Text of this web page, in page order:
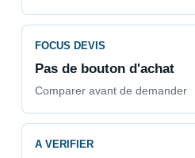
FOCUS DEVIS
Pas de bouton d'achat
Comparer avant de demander
A VERIFIER